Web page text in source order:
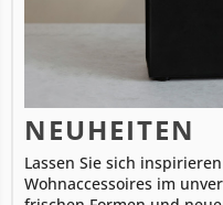
NEUHEITEN
Lassen Sie sich
Wohnaccessoires im